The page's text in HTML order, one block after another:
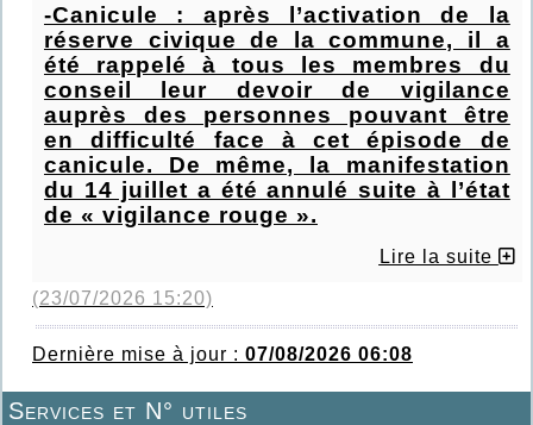
Services et N° utiles
-Canicule : après l’activation de la
réserve civique de la commune, il a
été rappelé à tous les membres du
conseil leur devoir de vigilance
auprès des personnes pouvant être
en difficulté face à cet épisode de
canicule. De même, la manifestation
du 14 juillet a été annulé suite à l’état
de « vigilance rouge ».
Lire la suite
(23/07/2026 15:20)
Dernière mise à jour : 07/08/2026 06:08